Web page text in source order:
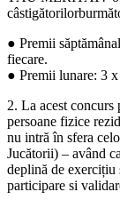
● Premii
fiecare.
● Premii lunare: 3
2. La acest
persoane fizice
nu intră în sfera
Jucătorii) – având
deplină de exercițiu
participare si